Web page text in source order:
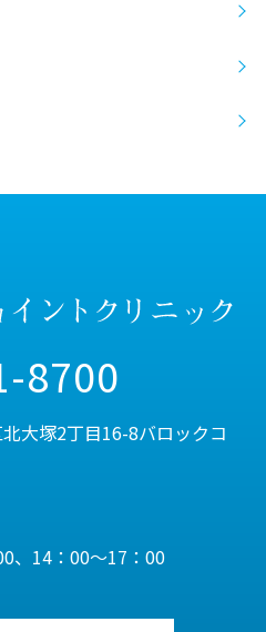
8700
大塚2丁目16-8バロックコ
、14：00～17：00